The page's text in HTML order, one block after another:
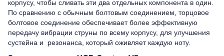
корпусу, чтобы сливать эти два отдельных компонента в один.
По сравнению с обычным болтовым соединением, торцовое
болтовое соединение обеспечивает более эффективную
передачу вибрации струны по всему корпусу, для улучшения
сустейна и резонанса, который оживляет каждую ноту.